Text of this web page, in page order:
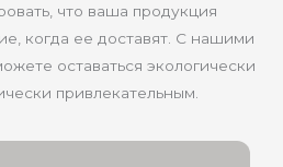
что ваша продукция
когда ее доставят. С нашими
оставаться экологически
привлекательным.